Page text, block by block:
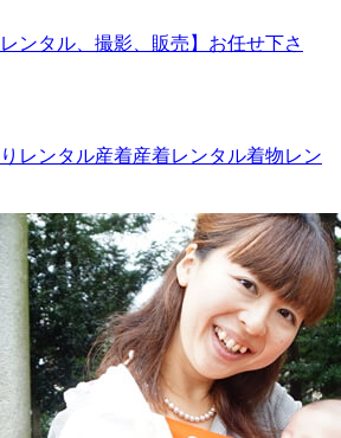
ンタル、撮影、販売】お任せ下さ
レンタル産着産着レンタル着物レン